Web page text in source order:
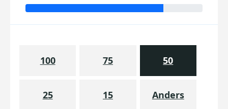
100 75 50
25 15 Anders